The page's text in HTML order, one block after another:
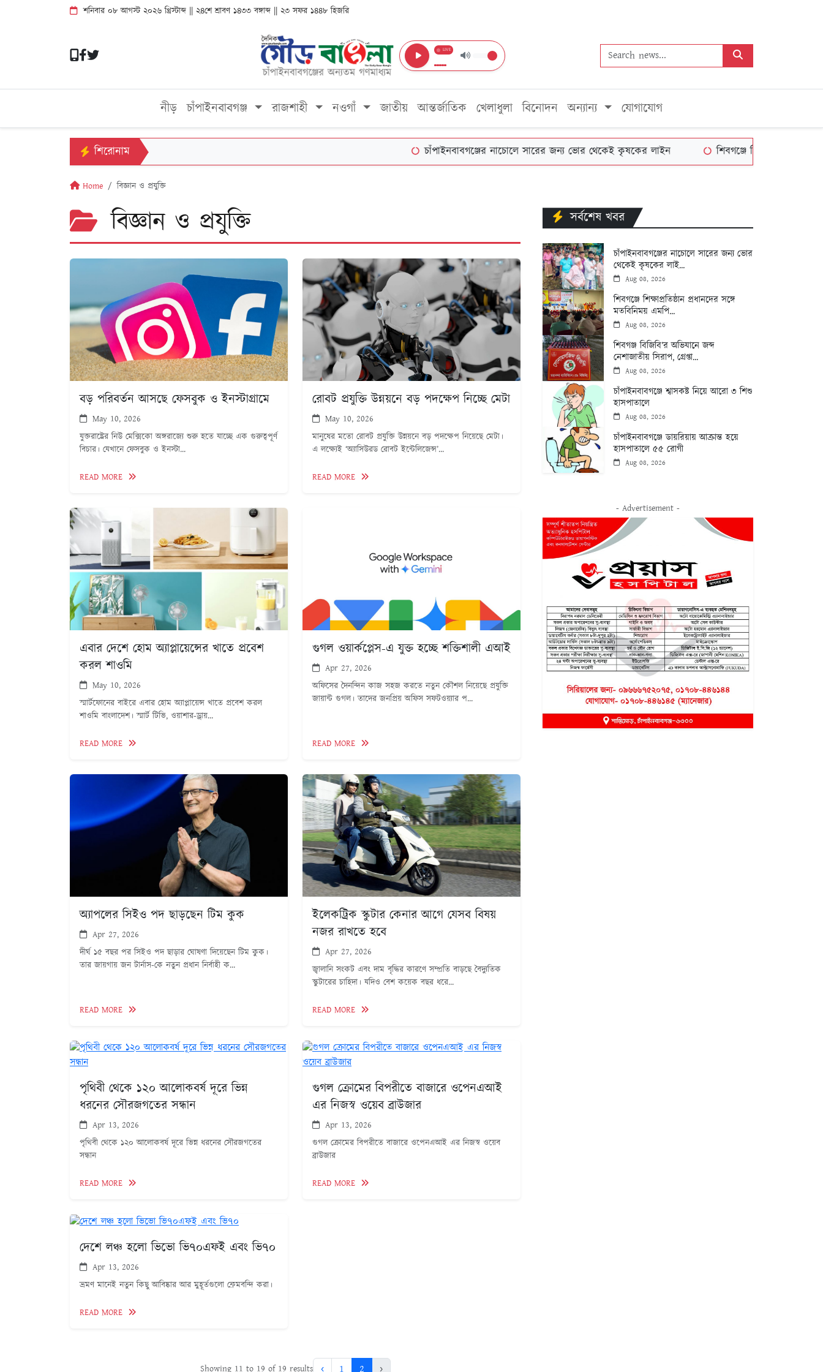
শনিবার ০৮ আগস্ট ২০২৬ খ্রিস্টাব্দ || ২৪শে শ্রাবণ ১৪৩৩ বঙ্গাব্দ || ২৩ সফর ১৪৪৮ হিজরি
LIVE
নীড় চাঁপাইনবাবগঞ্জ রাজশাহী নওগাঁ জাতীয় আন্তর্জাতিক খেলাধুলা বিনোদন অন্যান্য যোগাযোগ
শিরোনাম চাঁপাইনবাবগঞ্জের নাচোলে সারের জন্য ভোর থেকেই কৃষকের লাইন শিবগঞ্জে শিক্ষাপ্রতিষ্ঠান
Home বিজ্ঞান ও প্রযুক্তি
বিজ্ঞান ও প্রযুক্তি
বড় পরিবর্তন আসছে ফেসবুক ও ইনস্টাগ্রামে
May 10, 2026
যুক্তরাষ্ট্রের নিউ মেক্সিকো অঙ্গরাজ্যে শুরু হতে যাচ্ছে এক গুরুত্বপূর্ণ
বিচার। যেখানে ফেসবুক ও ইনস্টা...
READ MORE
রোবট প্রযুক্তি উন্নয়নে বড় পদক্ষেপ নিচ্ছে মেটা
May 10, 2026
মানুষের মতো রোবট প্রযুক্তি উন্নয়নে বড় পদক্ষেপ নিয়েছে মেটা।
এ লক্ষ্যেই ‘অ্যাসিউরড রোবট ইন্টেলিজেন্স’...
READ MORE
এবার দেশে হোম অ্যাপ্লায়েন্সের খাতে প্রবেশ
করল শাওমি
May 10, 2026
স্মার্টফোনের বাইরে এবার হোম অ্যাপ্লায়েন্স খাতে প্রবেশ করল
শাওমি বাংলাদেশ। স্মার্ট টিভি, ওয়াশার-ড্রায়...
READ MORE
গুগল ওয়ার্কপ্লেস-এ যুক্ত হচ্ছে শক্তিশালী এআই
Apr 27, 2026
অফিসের দৈনন্দিন কাজ সহজ করতে নতুন কৌশল নিয়েছে প্রযুক্তি
জায়ান্ট গুগল। তাদের জনপ্রিয় অফিস সফটওয়্যার প...
READ MORE
অ্যাপলের সিইও পদ ছাড়ছেন টিম কুক
Apr 27, 2026
দীর্ঘ ১৫ বছর পর সিইও পদ ছাড়ার ঘোষণা দিয়েছেন টিম কুক।
তার জায়গায় জন টার্নাস-কে নতুন প্রধান নির্বাহী ক...
READ MORE
ইলেকট্রিক স্কুটার কেনার আগে যেসব বিষয়
নজর রাখতে হবে
Apr 27, 2026
জ্বালানি সংকট এবং দাম বৃদ্ধির কারণে সম্প্রতি বাড়ছে বৈদ্যুতিক
স্কুটারের চাহিদা। যদিও বেশ কয়েক বছর ধরে...
READ MORE
পৃথিবী থেকে ১২০ আলোকবর্ষ দূরে ভিন্ন
ধরনের সৌরজগতের সন্ধান
Apr 13, 2026
পৃথিবী থেকে ১২০ আলোকবর্ষ দূরে ভিন্ন ধরনের সৌরজগতের
সন্ধান
READ MORE
গুগল ক্রোমের বিপরীতে বাজারে ওপেনএআই
এর নিজস্ব ওয়েব ব্রাউজার
Apr 13, 2026
গুগল ক্রোমের বিপরীতে বাজারে ওপেনএআই এর নিজস্ব ওয়েব
ব্রাউজার
READ MORE
দেশে লঞ্চ হলো ভিভো ভি৭০এফই এবং ভি৭০
Apr 13, 2026
ভ্রমণ মানেই নতুন কিছু আবিষ্কার আর মুহূর্তগুলো ফ্রেমবন্দি করা।
READ MORE
Showing 11 to 19 of 19 results ‹ 1 2 ›
সর্বশেষ খবর
চাঁপাইনবাবগঞ্জের নাচোলে সারের জন্য ভোর
থেকেই কৃষকের লাই...
Aug 08, 2026
শিবগঞ্জে শিক্ষাপ্রতিষ্ঠান প্রধানদের সঙ্গে
মতবিনিময় এমপি...
Aug 08, 2026
শিবগঞ্জ বিজিবি’র অভিযানে জব্দ
নেশাজাতীয় সিরাপ, গ্রেপ্তা...
Aug 08, 2026
চাঁপাইনবাবগঞ্জে শ্বাসকষ্ট নিয়ে আরো ৩ শিশু
হাসপাতালে
Aug 08, 2026
চাঁপাইনবাবগঞ্জে ডায়রিয়ায় আক্রান্ত হয়ে
হাসপাতালে ৫৫ রোগী
Aug 08, 2026
- Advertisement -